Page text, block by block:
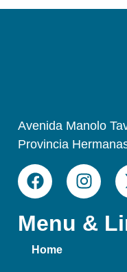
Avenida Manolo
Provincia
Menu &
Home